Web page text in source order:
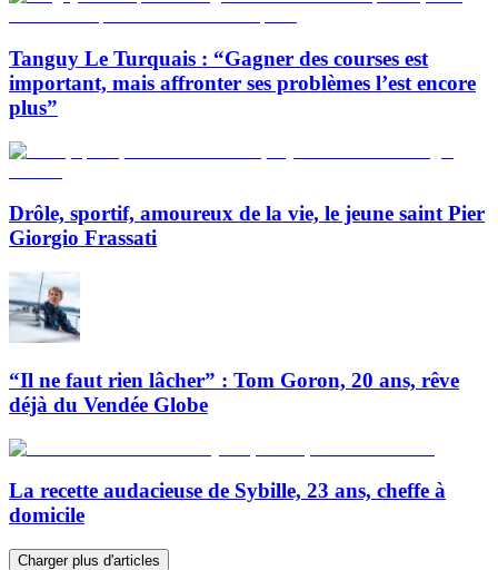
Tanguy Le Turquais : “Gagner des courses est
important, mais affronter ses problèmes l’est encore
plus”
Drôle, sportif, amoureux de la vie, le jeune saint Pier
Giorgio Frassati
“Il ne faut rien lâcher” : Tom Goron, 20 ans, rêve
déjà du Vendée Globe
La recette audacieuse de Sybille, 23 ans, cheffe à
domicile
Charger plus d'articles